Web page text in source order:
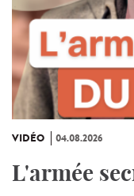
VIDÉO 04.08.2026
L'armée